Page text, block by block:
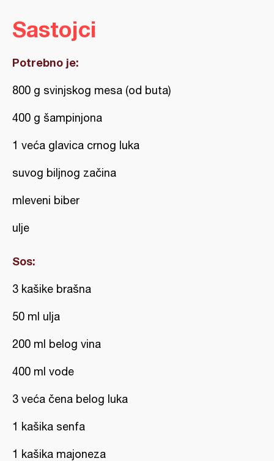
Sastojci
Potrebno je:
800 g svinjskog mesa (od buta)
400 g šampinjona
1 veća glavica crnog luka
suvog biljnog začina
mleveni biber
ulje
Sos:
3 kašike brašna
50 ml ulja
200 ml belog vina
400 ml vode
3 veća čena belog luka
1 kašika senfa
1 kašika majoneza